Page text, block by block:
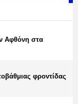
Αφθόνη στα
φροντίδας